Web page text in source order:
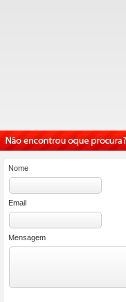
Nome
Email
Mensagem